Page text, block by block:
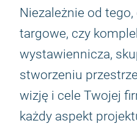
Niezależnie od
targowe, czy
wystawiennicza,
stworzeniu
wizję i cele Twojej
każdy aspekt